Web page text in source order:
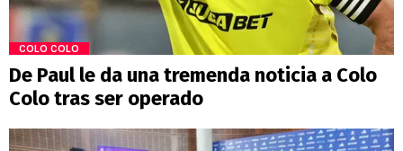
COLO COLO
De Paul le da una tremenda noticia a Colo
Colo tras ser operado